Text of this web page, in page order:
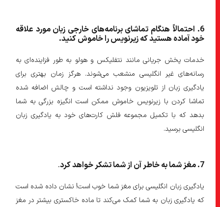
. احتمالاً هنگام تماشای برنامههای خارجی زبان مورد علاقه
خود آماده هستید که زیرنویس را خاموش کنید.
خدمات پخش جریانی مانند نتفلیکس و هولو به طور فزاینده‌ای به
رسانه‌های غیر انگلیسی منشعب می‌شوند. هرگز زمان بهتری برای
یادگیری زبان از تلویزیون وجود نداشته است و چالش اضافه شده
تماشا کردن با زیرنویس خاموش ممکن است انگیزه بزرگی به شما
بدهد که با تکمیل مجموعه فلش کارت‌های خود به یادگیری زبان
انگلیسی برسید.
. مغز شما به خاطر آن از شما تشکر خواهد کرد.
یادگیری زبان انگلیسی برای مغز شما خوب است! نشان داده شده است
که یادگیری زبان به شما کمک می‌کند تا ماده خاکستری بیشتر در مغز